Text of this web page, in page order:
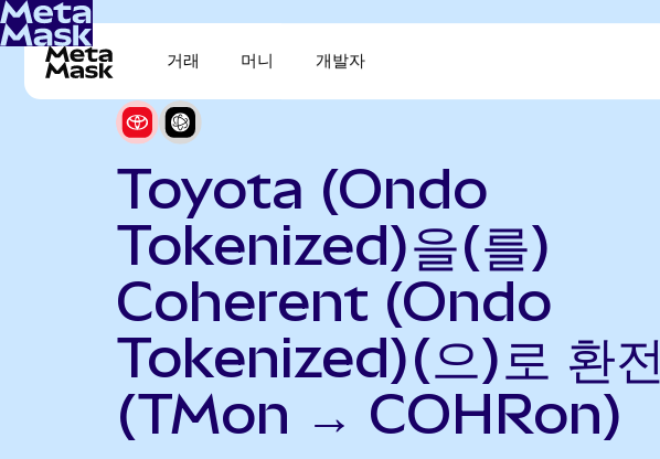
거래 머니 개발자
Toyota (Ondo
Tokenized)을(를)
Coherent (Ondo
Tokenized)(으)로 환전
(TMon → COHRon)